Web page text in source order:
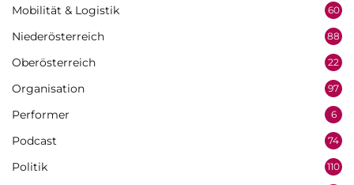
Mobilität & Logistik 60
Niederösterreich 88
Oberösterreich 22
Organisation 97
Performer 6
Podcast 74
Politik 110